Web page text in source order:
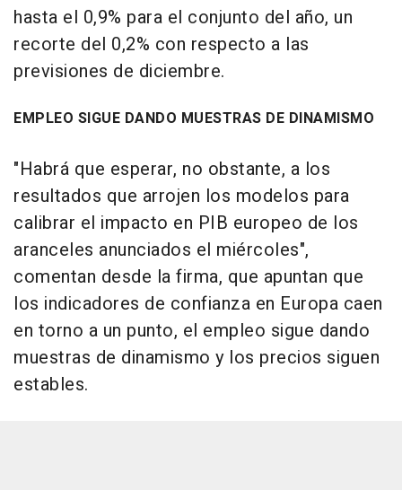
hasta el 0,9% para el conjunto del año, un
recorte del 0,2% con respecto a las
previsiones de diciembre.
EMPLEO SIGUE DANDO MUESTRAS DE DINAMISMO
"Habrá que esperar, no obstante, a los
resultados que arrojen los modelos para
calibrar el impacto en PIB europeo de los
aranceles anunciados el miércoles",
comentan desde la firma, que apuntan que
los indicadores de confianza en Europa caen
en torno a un punto, el empleo sigue dando
muestras de dinamismo y los precios siguen
estables.